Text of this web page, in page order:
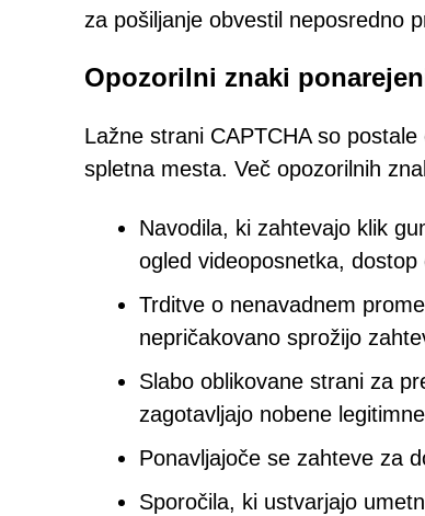
za pošiljanje obvestil neposredno
Opozorilni znaki
Lažne strani CAPTCHA so
spletna mesta. Več opozorilnih
Navodila, ki zahtevajo klik
ogled videoposnetka,
Trditve o nenavadnem
nepričakovano sprožijo
Slabo oblikovane strani za
zagotavljajo nobene
Ponavljajoče se zahteve za
Sporočila, ki ustvarjajo